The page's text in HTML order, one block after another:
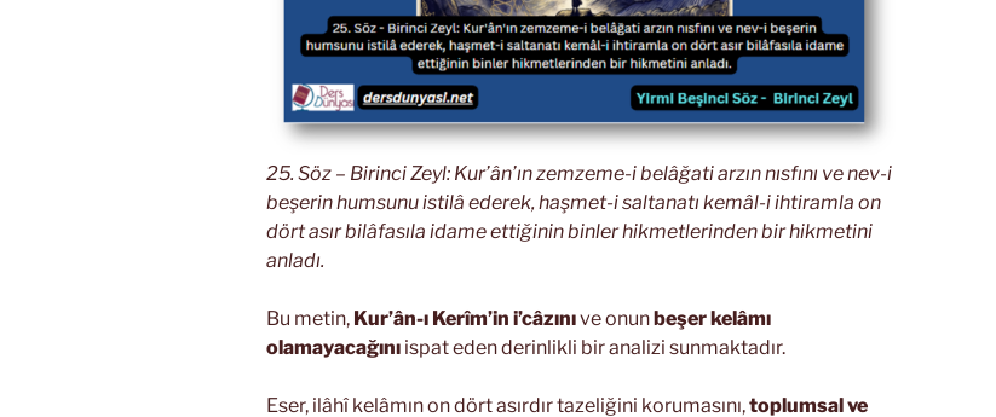
25. Söz – Birinci Zeyl: Kur’ân’ın zemzeme-i belâğati arzın nısfını ve nev-i
beşerin humsunu istilâ ederek, haşmet-i saltanatı kemâl-i ihtiramla on
dört asır bilâfasıla idame ettiğinin binler hikmetlerinden bir hikmetini
anladı.
Bu metin, Kur’ân-ı Kerîm’in i’câzınıve onun beşer kelâmı
olamayacağını ispat eden derinlikli bir analizi sunmaktadır.
Eser, ilâhî kelâmın on dört asırdır tazeliğini korumasını,toplumsal ve